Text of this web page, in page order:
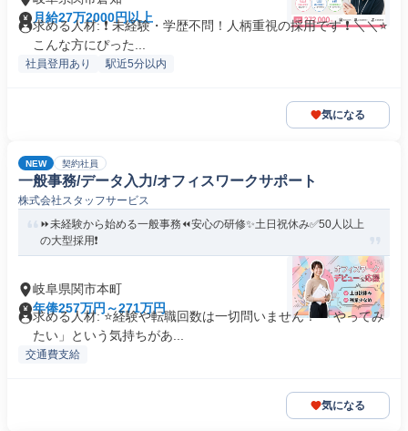
月給27万2000円以上
求める人材: ❗ 未経験・学歴不問！人柄重視の採用です ❗ ＼＼⭐
こんな方にぴった...
社員登用あり 駅近5分以内
気になる
NEW 契約社員
一般事務/データ入力/オフィスワークサポート
株式会社スタッフサービス
⏩️未経験から始める一般事務⏪️安心の研修✨️土日祝休み✅️50人以上
の大型採用❗️
岐阜県関市本町
年俸257万円～271万円
求める人材: ⭐️経験や転職回数は一切問いません！ 「やってみ
たい」という気持ちがあ...
交通費支給
気になる